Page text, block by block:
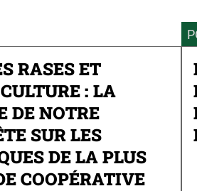
RASES ET
: LA
DE NOTRE
SUR LES
DE LA PLUS
COOPÉRATIVE